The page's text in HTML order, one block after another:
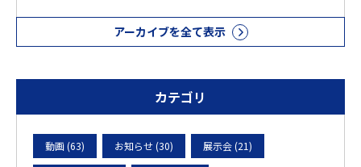
アーカイブを全て表示
カテゴリ
動画 (63) お知らせ (30) 展示会 (21)